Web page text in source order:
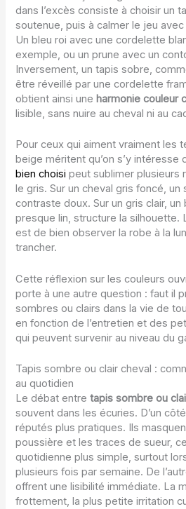
dans l’excès consiste à choisir un
soutenue, puis à calmer le jeu
Un bleu roi avec une cordelette
exemple, ou un prune avec un
Inversement, un tapis sobre,
être réveillé par une cordelette
obtient ainsi une harmonie couleur
lisible, sans nuire au cheval ni au
Pour ceux qui aiment vraiment les
beige méritent qu’on s’y
bien choisi peut sublimer plusieurs
le gris. Sur un cheval gris foncé,
contraste doux. Sur un gris clair,
presque lin, structure la silhouette.
est de bien observer la robe à la
trancher.
Cette réflexion sur les couleurs
porte à une autre question : faut il
sombres ou clairs dans la vie de
en fonction de l’entretien et des
qui peuvent survenir au niveau du
Tapis sombre ou clair cheval :
au quotidien
Le débat entretapis sombre ou
souvent dans les écuries. D’un
réputés plus pratiques. Ils
poussière et les traces de sueur,
quotidienne plus simple, surtout
plusieurs fois par semaine. De
offrent une lisibilité immédiate. La
frottement, la plus petite irritation